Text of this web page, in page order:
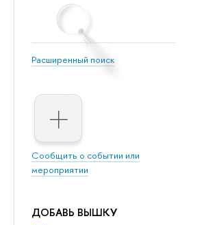
Расширенный поиск
Сообщить о событии или
мероприятии
ДОБАВЬ ВЫШКУ